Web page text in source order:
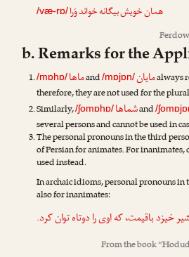
همان خویش بیگانه خواندوَرا/væ-rɒ/
b. Remarks for the
/mɒhɒ/ماهاand/mɒjɒn/مایانalways
therefore, they are not used for the
Similarly,/ʃomɒhɒ/شماهاand/
several persons and cannot be used in
The personal pronouns in the third
of Persian for animates. For
used instead.
In archaic idioms, personal pronouns
also for inanimates:
خیزد باقیمت، کهاویرا دوتاه توان کرد.
From the book “